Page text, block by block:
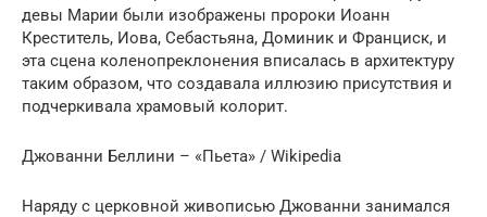
девы Марии были изображены пророки Иоанн
Креститель, Иова, Себастьяна, Доминик и Франциск, и
эта сцена коленопреклонения вписалась в архитектуру
таким образом, что создавала иллюзию присутствия и
подчеркивала храмовый колорит.
Джованни Беллини – «Пьета» / Wikipedia
Наряду с церковной живописью Джованни занимался